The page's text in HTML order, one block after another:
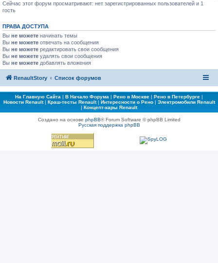
Сейчас этот форум просматривают: нет зарегистрированных пользователей и 1
гость
ПРАВА ДОСТУПА
Вы не можете начинать темы
Вы не можете отвечать на сообщения
Вы не можете редактировать свои сообщения
Вы не можете удалять свои сообщения
Вы не можете добавлять вложения
RenaultStory Список форумов
На Главную Сайта | В Начало Форума | Рено в Москве | Рено в Петербурге |
Новости Renault| Краш-тесты Renault| Интересности о Рено| Электромобили Renault
| Концепт-кары Renault
Создано на основе phpBB® Forum Software © phpBB Limited
Русская поддержка phpBB